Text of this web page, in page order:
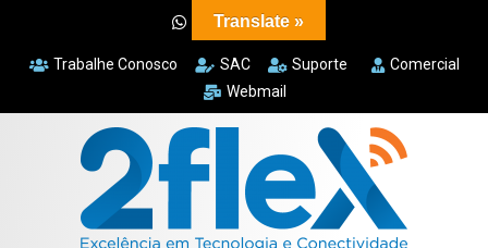
Trabalhe Conosco SAC Suporte
Comercial
Webmail
Translate »